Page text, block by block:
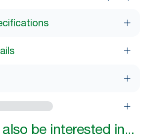
be interested in...